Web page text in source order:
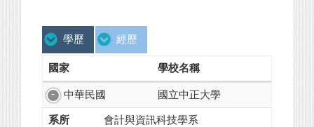
學歷 經歷
國家 學校名稱
中華民國
國立中正大學
系所
會計與資訊科技學系